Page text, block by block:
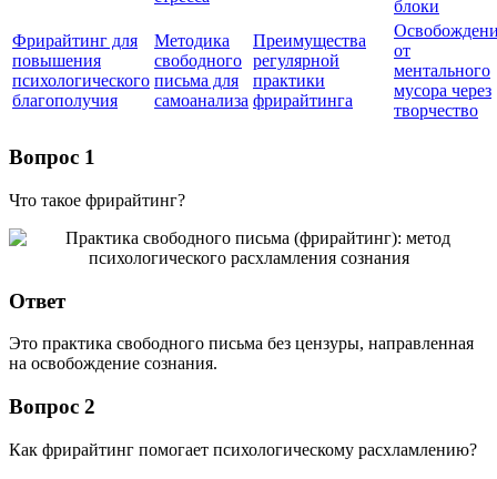
блоки
Фрирайтинг для
повышения
психологического
благополучия
Методика
свободного
письма для
самоанализа
Преимущества
регулярной
практики
фрирайтинга
от
ментального
мусора через
творчество
Вопрос 1
Что такое фрирайтинг?
Ответ
Это практика свободного письма без цензуры, направленная
на освобождение сознания.
Вопрос 2
Как фрирайтинг помогает психологическому расхламлению?